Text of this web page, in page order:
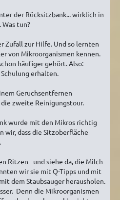
der Rücksitzbank... wirklich in
tun?
Zufall zur Hilfe. Und so lernten
von Mikroorganismen kennen.
häufiger gehört. Also:
erhalten.
Geruchsentfernen
zweite Reinigungstour.
wurde mit den Mikros richtig
wir, dass die Sitzoberfläche
Ritzen - und siehe da, die Milch
wir sie mit Q-Tipps und mit
dem Staubsauger herausholen.
Denn die Mikroorganismen